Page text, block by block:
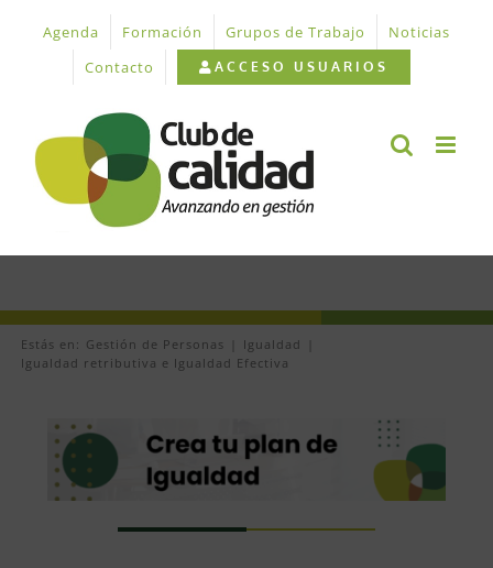
contenido
Agenda Formación Grupos de Trabajo
Noticias
Contacto
ACCESO USUARIOS
Estás en: Gestión de Personas
Igualdad
Igualdad retributiva e Igualdad Efectiva